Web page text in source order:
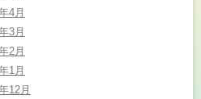
4月
3月
2月
1月
12月